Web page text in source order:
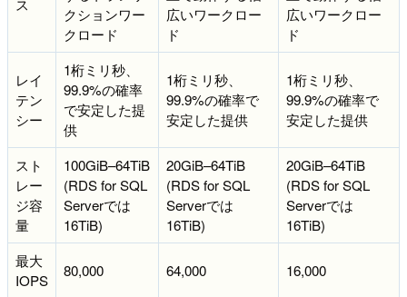
ス
クションワー
クロード
広いワークロー
ド
広いワークロー
ド
レイ
テン
シー
1桁ミリ秒、
99.9%の確率
で安定した提
供
1桁ミリ秒、
99.9%の確率で
安定した提供
1桁ミリ秒、
99.9%の確率で
安定した提供
スト
レー
ジ容
量
100GiB–64TiB
(RDS for SQL
Serverでは
16TiB)
20GiB–64TiB
(RDS for SQL
Serverでは
16TiB)
20GiB–64TiB
(RDS for SQL
Serverでは
16TiB)
最大
IOPS
80,000 64,000 16,000